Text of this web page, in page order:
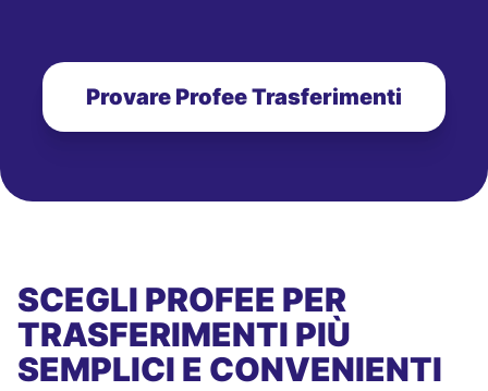
Provare Profee Trasferimenti
SCEGLI PROFEE PER
TRASFERIMENTI PIÙ
SEMPLICI E CONVENIENTI